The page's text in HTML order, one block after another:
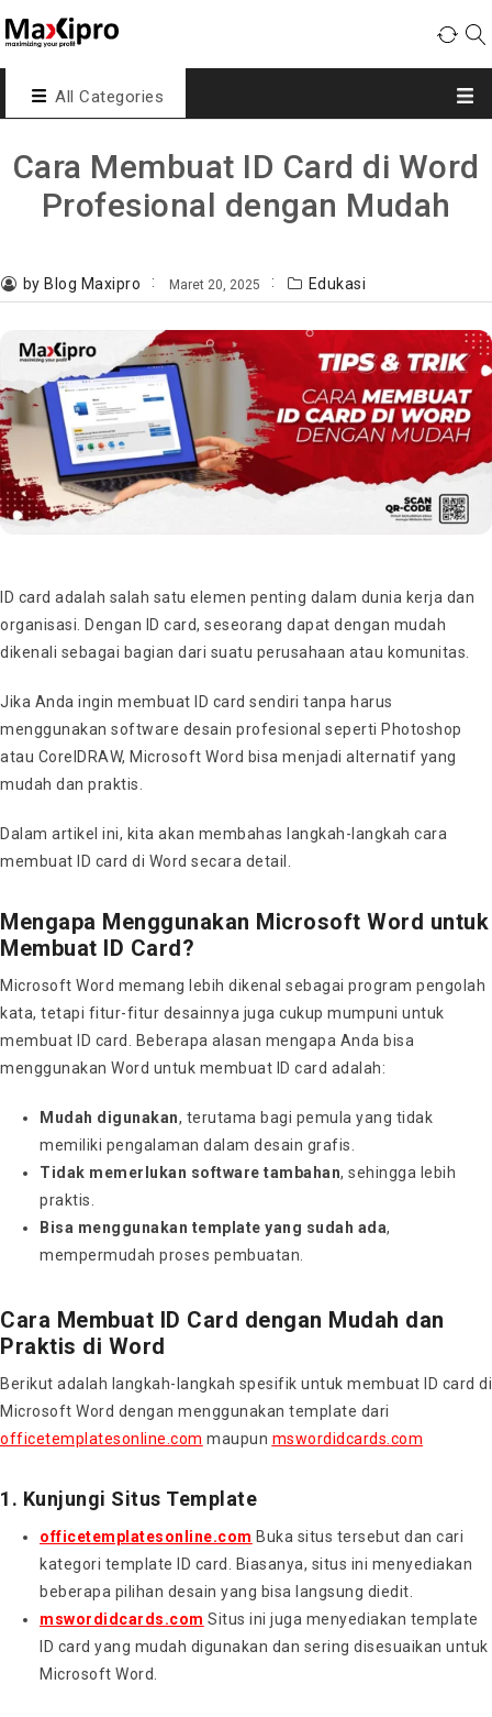
All Categories
Cara Membuat ID Card di Word
Profesional dengan Mudah
by Blog Maxipro Maret 20, 2025 Edukasi
ID card adalah salah satu elemen penting dalam dunia kerja dan
organisasi. Dengan ID card, seseorang dapat dengan mudah
dikenali sebagai bagian dari suatu perusahaan atau komunitas.
Jika Anda ingin membuat ID card sendiri tanpa harus
menggunakan software desain profesional seperti Photoshop
atau CorelDRAW, Microsoft Word bisa menjadi alternatif yang
mudah dan praktis.
Dalam artikel ini, kita akan membahas langkah-langkah cara
membuat ID card di Word secara detail.
Mengapa Menggunakan Microsoft Word untuk
Membuat ID Card?
Microsoft Word memang lebih dikenal sebagai program pengolah
kata, tetapi fitur-fitur desainnya juga cukup mumpuni untuk
membuat ID card. Beberapa alasan mengapa Anda bisa
menggunakan Word untuk membuat ID card adalah:
Mudah digunakan, terutama bagi pemula yang tidak
memiliki pengalaman dalam desain grafis.
Tidak memerlukan software tambahan, sehingga lebih
praktis.
Bisa menggunakan template yang sudah ada,
mempermudah proses pembuatan.
Cara Membuat ID Card dengan Mudah dan
Praktis di Word
Berikut adalah langkah-langkah spesifik untuk membuat ID card di
Microsoft Word dengan menggunakan template dari
officetemplatesonline.com maupun mswordidcards.com
1. Kunjungi Situs Template
officetemplatesonline.com Buka situs tersebut dan cari
kategori template ID card. Biasanya, situs ini menyediakan
beberapa pilihan desain yang bisa langsung diedit.
mswordidcards.com Situs ini juga menyediakan template
ID card yang mudah digunakan dan sering disesuaikan untuk
Microsoft Word.